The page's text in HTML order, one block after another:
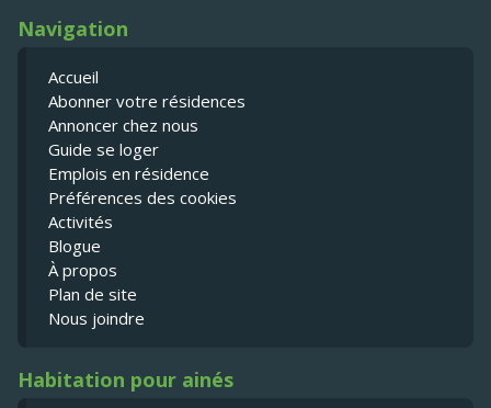
Navigation
Accueil
Abonner votre résidences
Annoncer chez nous
Guide se loger
Emplois en résidence
Préférences des cookies
Activités
Blogue
À propos
Plan de site
Nous joindre
Habitation pour ainés